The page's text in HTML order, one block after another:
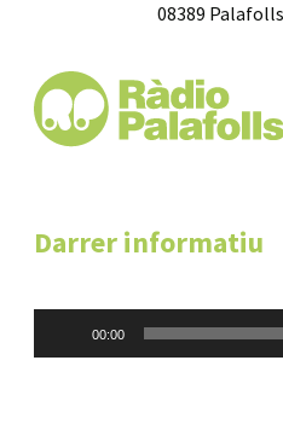
08389
Darrer informatiu
00:00